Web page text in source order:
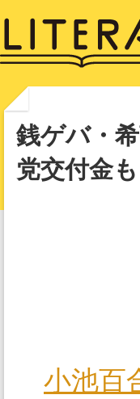
銭ゲバ・
党交付金
小池百